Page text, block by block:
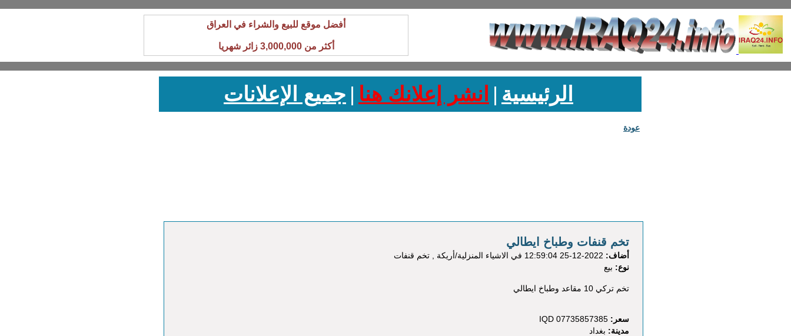
أفضل موقع للبيع والشراء في العراق
أكثر من 3,000,000 زائر شهريا
الرئيسية | انشر إعلانك هنا | جميع الإعلانات
عودة
تخم قنفات وطباخ ايطالي
أضاف:
نوع: بيع
تخم تركي 10 مقاعد وطباخ ايطالي
سعر: 07735857385 IQD
مدينة: بغداد